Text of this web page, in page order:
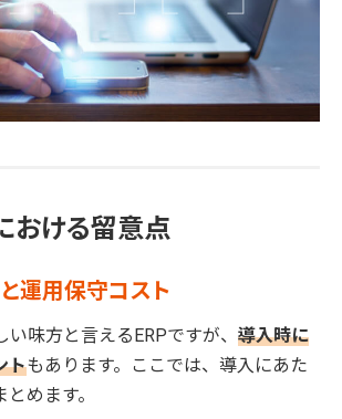
おける留意点
運用保守コスト
味方と言えるERPですが、 導入時に
トもあります。ここでは、導入にあた
めます。